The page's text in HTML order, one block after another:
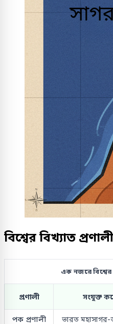
বিশ্বের বিখ্যাত
এক নজরে বিশ্বের
প্রণালী সংযুক্ত
পক প্রণালী ভারত